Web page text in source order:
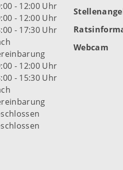
- 12:00 Uhr
- 12:00 Uhr
- 17:30 Uhr
- 12:00 Uhr
- 15:30 Uhr
Webcam